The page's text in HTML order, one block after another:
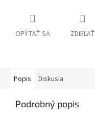
OPÝTAŤ SA ZDIEĽAŤ
Popis Diskusia
Podrobný popis